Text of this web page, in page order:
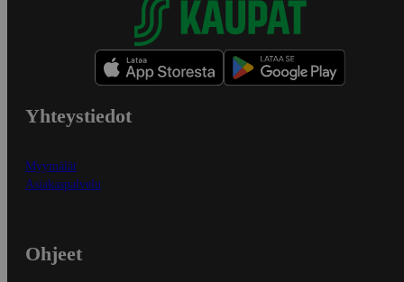
Yhteystiedot
Myymälät
Asiakaspalvelu
Ohjeet